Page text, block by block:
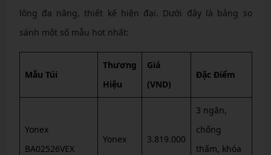
lông đa năng, thiết kế hiện đại. Dưới đây là bảng so
sánh một số mẫu hot nhất:
Mẫu Túi
Thương
Hiệu
Giá
(VND)
Đặc Điểm
Yonex
BA02526VEX
Yonex 3.819.000
3 ngăn,
chống
thấm, khóa